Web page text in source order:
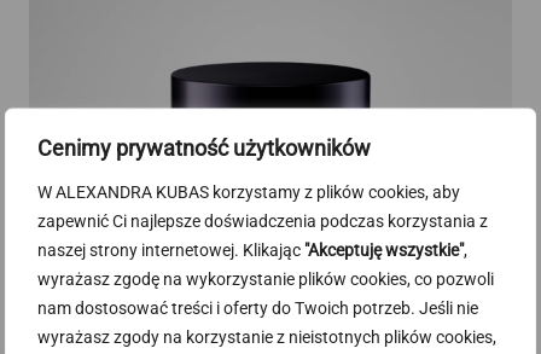
Cenimy prywatność użytkowników
W ALEXANDRA KUBAS korzystamy z plików cookies, aby
zapewnić Ci najlepsze doświadczenia podczas korzystania z
naszej strony internetowej. Klikając "Akceptuję wszystkie",
wyrażasz zgodę na wykorzystanie plików cookies, co pozwoli
nam dostosować treści i oferty do Twoich potrzeb. Jeśli nie
wyrażasz zgody na korzystanie z nieistotnych plików cookies,